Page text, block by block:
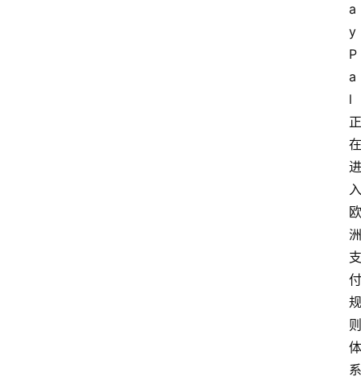
a
y
P
a
l
正
在
进
入
欧
洲
支
付
规
则
体
系